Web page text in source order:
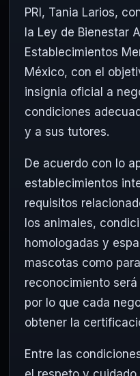
PRI, Tania Larios,
la Ley de Bienestar
Establecimientos
México, con el
insignia oficial a
condiciones
y a sus tutores.
De acuerdo con lo
establecimientos
requisitos
los animales,
homologadas y
mascotas como
reconocimiento
por lo que cada
obtener la
Entre las